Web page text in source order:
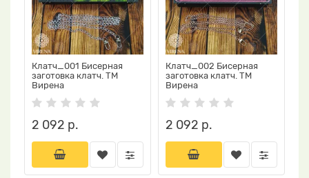
Клатч_001 Бисерная
заготовка клатч. ТМ
Вирена
2 092 р.
Клатч_002 Бисерная
заготовка клатч. ТМ
Вирена
2 092 р.